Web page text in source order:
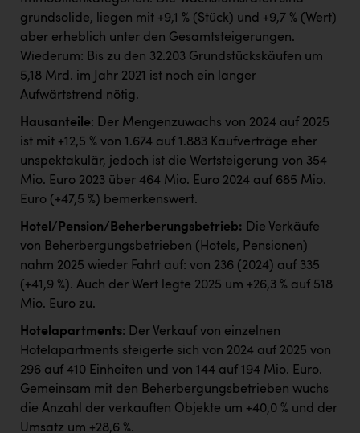
grundsolide, liegen mit +9,1 % (Stück) und +9,7 % (Wert)
aber erheblich unter den Gesamtsteigerungen.
Wiederum: Bis zu den 32.203 Grundstückskäufen um
5,18 Mrd. im Jahr 2021 ist noch ein langer
Aufwärtstrend nötig.
Hausanteile: Der Mengenzuwachs von 2024 auf 2025
ist mit +12,5 % von 1.674 auf 1.883 Kaufverträge eher
unspektakulär, jedoch ist die Wertsteigerung von 354
Mio. Euro 2023 über 464 Mio. Euro 2024 auf 685 Mio.
Euro (+47,5 %) bemerkenswert.
Hotel/Pension/Beherberungsbetrieb: Die Verkäufe
von Beherbergungsbetrieben (Hotels, Pensionen)
nahm 2025 wieder Fahrt auf: von 236 (2024) auf 335
(+41,9 %). Auch der Wert legte 2025 um +26,3 % auf 518
Mio. Euro zu.
Hotelapartments: Der Verkauf von einzelnen
Hotelapartments steigerte sich von 2024 auf 2025 von
296 auf 410 Einheiten und von 144 auf 194 Mio. Euro.
Gemeinsam mit den Beherbergungsbetrieben wuchs
die Anzahl der verkauften Objekte um +40,0 % und der
Umsatz um +28,6 %.